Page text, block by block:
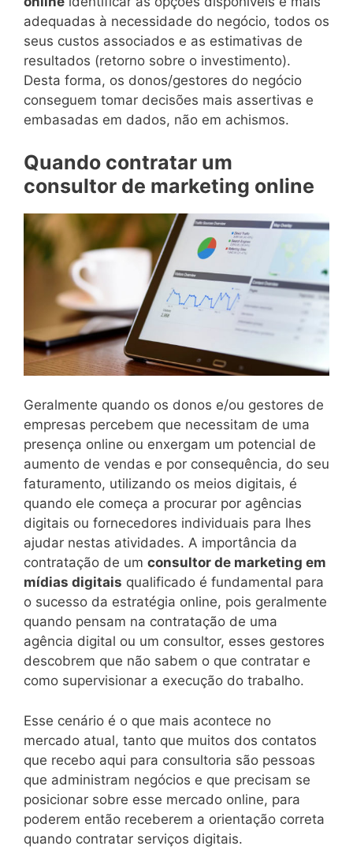
adequadas à necessidade do negócio, todos os
seus custos associados e as estimativas de
resultados (retorno sobre o investimento).
Desta forma, os donos/gestores do negócio
conseguem tomar decisões mais assertivas e
embasadas em dados, não em achismos.
Quando contratar um
consultor de marketing online
Geralmente quando os donos e/ou gestores de
empresas percebem que necessitam de uma
presença online ou enxergam um potencial de
aumento de vendas e por consequência, do seu
faturamento, utilizando os meios digitais, é
quando ele começa a procurar por agências
digitais ou fornecedores individuais para lhes
ajudar nestas atividades. A importância da
contratação de um consultor de marketing em
mídias digitais qualificado é fundamental para
o sucesso da estratégia online, pois geralmente
quando pensam na contratação de uma
agência digital ou um consultor, esses gestores
descobrem que não sabem o que contratar e
como supervisionar a execução do trabalho.
Esse cenário é o que mais acontece no
mercado atual, tanto que muitos dos contatos
que recebo aqui para consultoria são pessoas
que administram negócios e que precisam se
posicionar sobre esse mercado online, para
poderem então receberem a orientação correta
quando contratar serviços digitais.